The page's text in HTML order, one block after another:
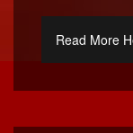
Read More